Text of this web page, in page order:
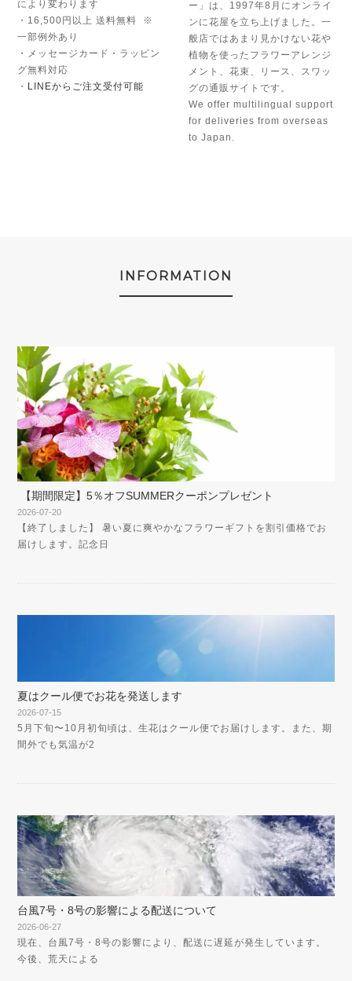
により変わります
・16,500円以上 送料無料 ※
一部例外あり
・メッセージカード・ラッピン
グ無料対応
・ LINEからご注文受付可能
ー」は、1997年8月にオンライ
ンに花屋を立ち上げました。一
般店ではあまり見かけない花や
植物を使ったフラワーアレンジ
メント、花束、リース、スワッ
グの通販サイトです。
We offer multilingual support
for deliveries from overseas
to Japan.
INFORMATION
【期間限定】5％オフSUMMERクーポンプレゼント
2026-07-20
【終了しました】 暑い夏に爽やかなフラワーギフトを割引価格でお
届けします。記念日
夏はクール便でお花を発送します
2026-07-15
5月下旬〜10月初旬頃は、生花はクール便でお届けします。また、期
間外でも気温が2
台風7号・8号の影響による配送について
2026-06-27
現在、台風7号・8号の影響により、配送に遅延が発生しています。
今後、荒天による